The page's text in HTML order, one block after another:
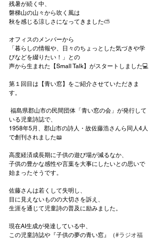
残暑が続く中、
磐梯山の山々から吹く風は
秋を感じる涼しさになってきました⛅
オフィスのメンバーから
「暮らしの情報や、日々のちょっとした気づきや学
びなどを綴りたい！」との
声から生まれた【Small Talk】がスタートしました💻
第１回目は【青い窓】をご紹介させていただきま
す。
いる児童詩誌で、
1958年5月、郡山市の詩人・故佐藤浩さんら同人4人
で創刊されました📖
高度経済成長期に子供の遊び場が減るなか、
子供の豊かな感性や言葉を大事にしたいとの思いで
始まったそうです。
佐藤さんは若くして失明し、
目に見えないものの大切さを訴え、
生涯を通じて児童詩の普及に励みました。
現在AI生成が発達している中、
この児童詩誌や『子供の夢の青い窓』（#ラジオ福